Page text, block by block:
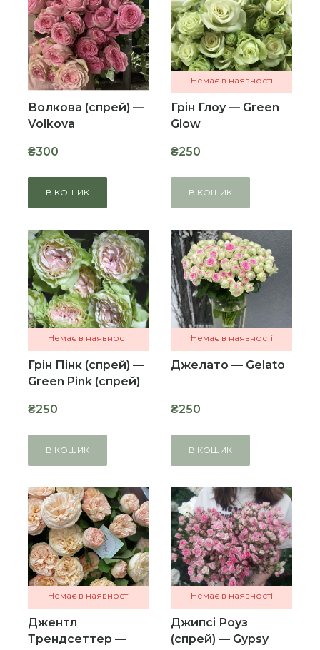
Волкова (спрей) —
Volkova
₴300
В КОШИК
Немає в наявності
Грін Глоу — Green
Glow
₴250
В КОШИК
Немає в наявності
Грін Пінк (спрей) —
Green Pink (спрей)
₴250
В КОШИК
Немає в наявності
Джелато — Gelato
₴250
В КОШИК
Немає в наявності
Джентл
Трендсеттер —
Немає в наявності
Джипсі Роуз
(спрей) — Gypsy